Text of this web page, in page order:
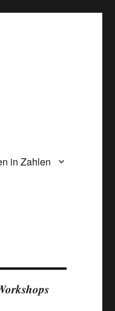
in Zahlen